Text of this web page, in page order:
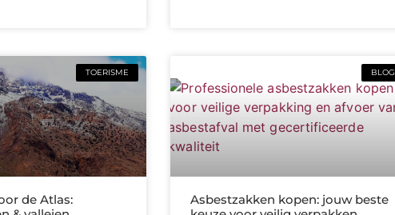
TOERISME
de Atlas:
BLOG
Asbestzakken kopen: jouw beste